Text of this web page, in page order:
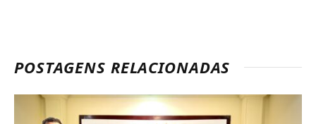
POSTAGENS RELACIONADAS